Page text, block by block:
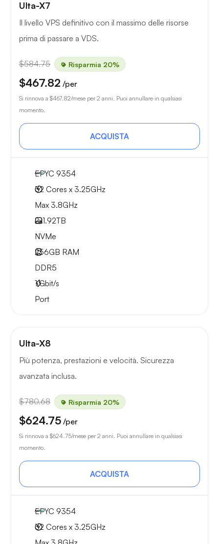
Ulta-X7
Il livello VPS definitivo con il massimo delle risorse
prima di passare a VDS.
$584.75 Risparmia 20%
$467.82 /per
Si rinnova a $467.82/mese per 2 anni. Puoi annullare in qualsiasi
momento.
ACQUISTA
EPYC 9354
32 Cores x 3.25GHz
Max 3.8GHz
2x1.92TB
NVMe
256GB RAM
DDR5
1Gbit/s
Port
Ulta-X8
Più potenza, prestazioni e velocità. Sicurezza
avanzata inclusa.
$780.68 Risparmia 20%
$624.75 /per
Si rinnova a $624.75/mese per 2 anni. Puoi annullare in qualsiasi
momento.
ACQUISTA
EPYC 9354
32 Cores x 3.25GHz